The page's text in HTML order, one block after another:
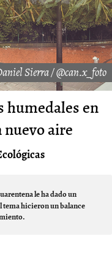
Sierra / @can.x_foto
humedales en
aire
le ha dado un
tema hicieron un balance